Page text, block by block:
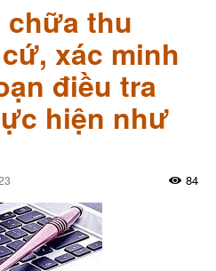
thu
xác minh
điều tra
hiện như
84